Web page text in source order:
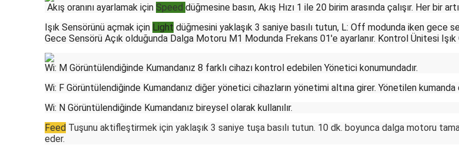
Akış oranını ayarlamak için Speed düğmesine basın, Akış Hızı 1 ile 20 birim arasında çalışır. Her bir
Işık Sensörünü açmak için Light düğmesini yaklaşık 3 saniye basılı tutun, L: Off modunda iken gece
Gece Sensörü Açık olduğunda Dalga Motoru M1 Modunda Frekans 01'e ayarlanır. Kontrol Ünitesi Işık
Wi: M Görüntülendiğinde Kumandanız 8 farklı cihazı kontrol edebilen Yönetici konumundadır.
Wi: F Görüntülendiğinde Kumandanız diğer yönetici cihazların yönetimi altına girer. Yönetilen
Wi: N Görüntülendiğinde Kumandanız bireysel olarak kullanılır.
Feed Tuşunu aktifleştirmek için yaklaşık 3 saniye tuşa basılı tutun. 10 dk. boyunca dalga motoru
eder.